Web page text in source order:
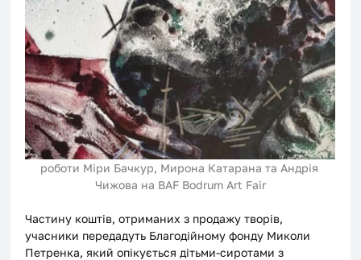
роботи Міри Бачкур, Мирона Катарана та Андрія
Чижова на BAF Bodrum Art Fair
Частину коштів, отриманих з продажу творів,
учасники передадуть Благодійному фонду Миколи
Петренка, який опікується дітьми-сиротами з